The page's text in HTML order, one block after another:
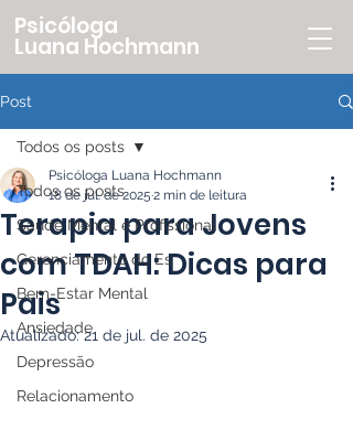
Psicóloga
Luana Hochmann
Post
Todos os posts
Saúde Mental e Profissional
Gerenciamento do Es
Bem-Estar Mental
Ansiedade
Depressão
Relacionamento
Todos os posts
Terapia para Jovens
com TDAH: Dicas para
Pais
Psicóloga Luana Hochmann
18 de jul. de 2025 2 min de leitura
Atualizado:21 de jul. de 2025